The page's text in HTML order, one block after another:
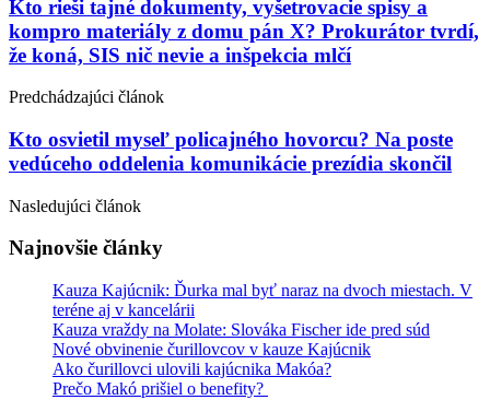
Post
navigation
Kto rieši tajné dokumenty, vyšetrovacie spisy a
kompro materiály z domu pán X? Prokurátor tvrdí,
že koná, SIS nič nevie a inšpekcia mlčí
Predchádzajúci článok
Kto osvietil myseľ policajného hovorcu? Na poste
vedúceho oddelenia komunikácie prezídia skončil
Nasledujúci článok
Najnovšie články
Kauza Kajúcnik: Ďurka mal byť naraz na dvoch miestach. V
teréne aj v kancelárii
Kauza vraždy na Molate: Slováka Fischer ide pred súd
Nové obvinenie čurillovcov v kauze Kajúcnik
Ako čurillovci ulovili kajúcnika Makóa?
Prečo Makó prišiel o benefity?